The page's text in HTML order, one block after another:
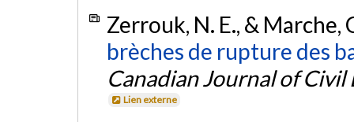
Zerrouk, N. E., & Marche,
brèches de rupture des
Canadian Journal of Civil
Lien externe